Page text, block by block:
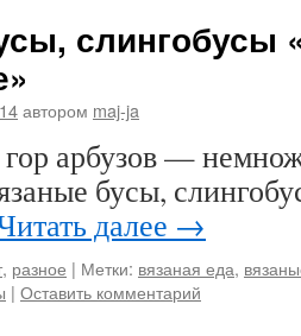
слингобусы
автором maj-ja
арбузов —
бусы,
далее →
, разное | Метки: вязаная еда,
| Оставить комментарий